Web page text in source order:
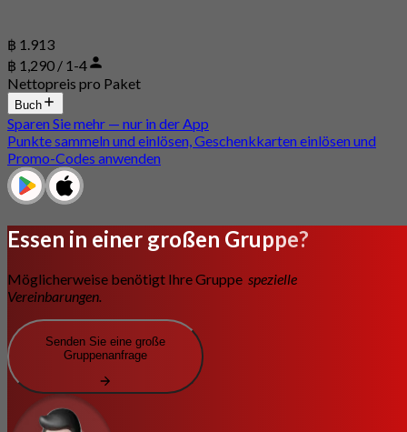
฿ 1.913
฿ 1,290 / 1-4
Nettopreis pro Paket
Buch
Sparen Sie mehr — nur in der App
Punkte sammeln und einlösen, Geschenkkarten einlösen und
Promo-Codes anwenden
Essen in einer großen Gruppe?
Möglicherweise benötigt Ihre Gruppe spezielle
Vereinbarungen.
Senden Sie eine große
Gruppenanfrage